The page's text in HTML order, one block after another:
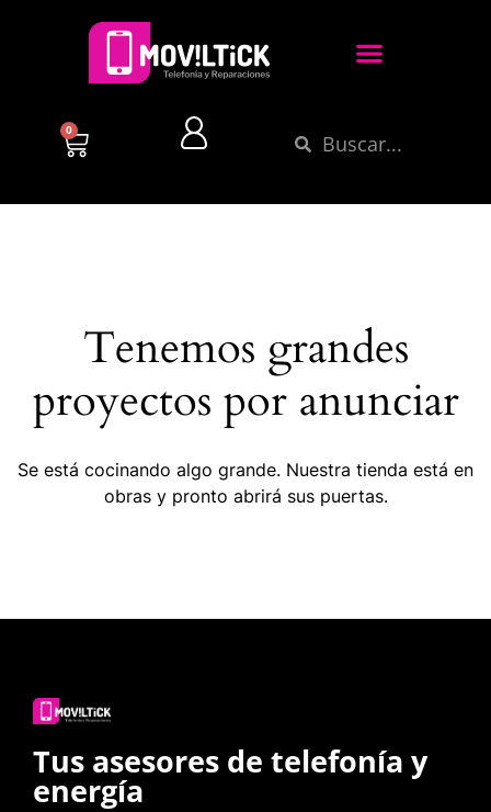
0
Tenemos grandes
proyectos por anunciar
Se está cocinando algo grande. Nuestra tienda está en
obras y pronto abrirá sus puertas.
Tus asesores de telefonía y
energía